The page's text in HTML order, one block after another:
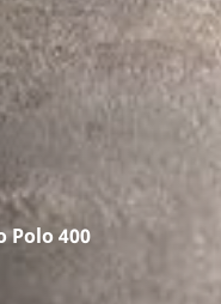
Polo 400